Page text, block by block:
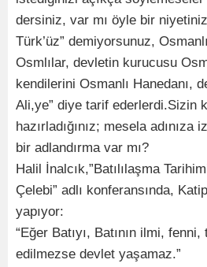
dersiniz, var mı öyle bir
Türk’üz” demiyorsunuz,
Osmlılar, devletin kurucusu
kendilerini Osmanlı Hanedanı,
Ali,ye” diye tarif ederlerdi.Sizin
hazırladığınız; mesela adınıza
bir adlandırma var mı?
Halil İnalcık,”Batılılaşma
Çelebi” adlı konferansında,
yapıyor:
“Eğer Batıyı, Batının ilmi,
edilmezse devlet yaşamaz.”